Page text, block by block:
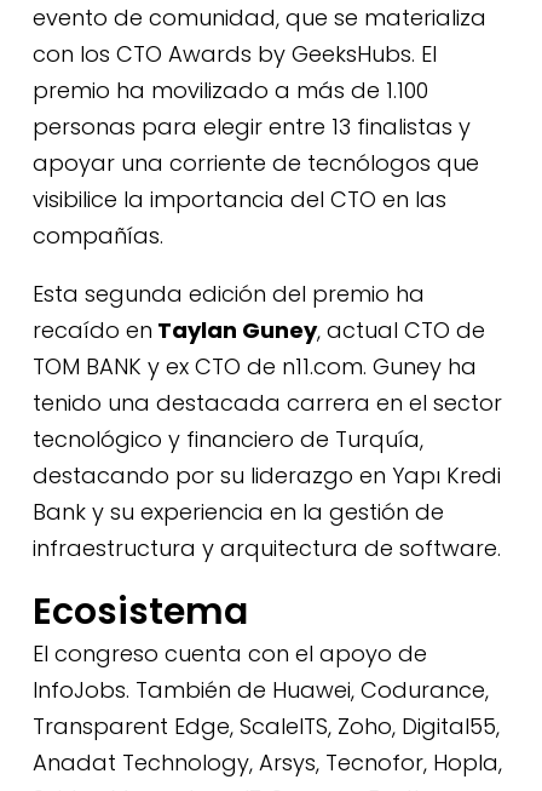
evento de comunidad, que se materializa
con los CTO Awards by GeeksHubs. El
premio ha movilizado a más de 1.100
personas para elegir entre 13 finalistas y
apoyar una corriente de tecnólogos que
visibilice la importancia del CTO en las
compañías.
Esta segunda edición del premio ha
recaído en Taylan Guney, actual CTO de
TOM BANK y ex CTO de n11.com. Guney ha
tenido una destacada carrera en el sector
tecnológico y financiero de Turquía,
destacando por su liderazgo en Yapı Kredi
Bank y su experiencia en la gestión de
infraestructura y arquitectura de software.
Ecosistema
El congreso cuenta con el apoyo de
InfoJobs. También de Huawei, Codurance,
Transparent Edge, ScaleITS, Zoho, Digital55,
Anadat Technology, Arsys, Tecnofor, Hopla,